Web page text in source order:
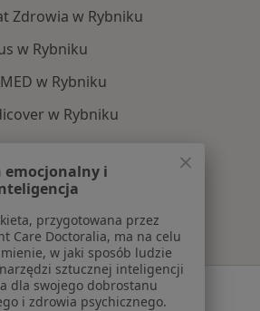
Zdrowia w Rybniku
w Rybniku
w Rybniku
w Rybniku
Najpopularniejsze
Serwis
emocjonalny i
przygotowana przez
Care Doctoralia, ma na celu
w jaki sposób ludzie
sztucznej inteligencji
dla swojego dobrostanu
i zdrowia psychicznego.